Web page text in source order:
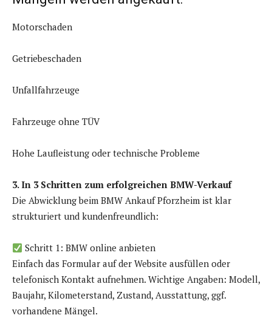
Motorschaden
Getriebeschaden
Unfallfahrzeuge
Fahrzeuge ohne TÜV
Hohe Laufleistung oder technische Probleme
3. In 3 Schritten zum erfolgreichen BMW-Verkauf
Die Abwicklung beim BMW Ankauf Pforzheim ist klar
strukturiert und kundenfreundlich:
Schritt 1: BMW online anbieten
Einfach das Formular auf der Website ausfüllen oder
telefonisch Kontakt aufnehmen. Wichtige Angaben: Modell,
Baujahr, Kilometerstand, Zustand, Ausstattung, ggf.
vorhandene Mängel.